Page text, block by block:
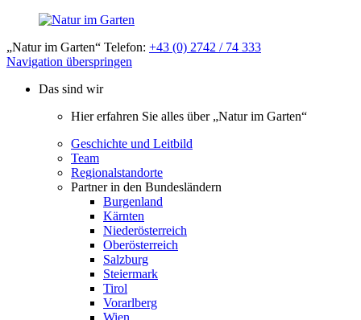
„Natur im Garten“ Telefon: +43 (0) 2742 / 74 333
Navigation überspringen
Das sind wir
Hier erfahren Sie alles über „Natur im Garten“
Geschichte und Leitbild
Team
Regionalstandorte
Partner in den Bundesländern
Burgenland
Kärnten
Niederösterreich
Oberösterreich
Salzburg
Steiermark
Tirol
Vorarlberg
Wien